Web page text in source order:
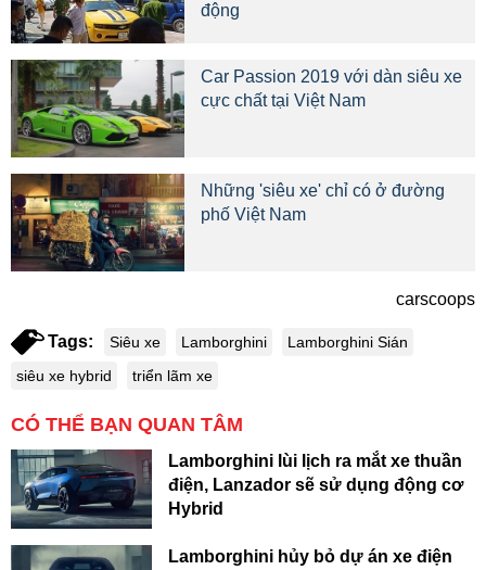
động
Car Passion 2019 với dàn siêu xe
cực chất tại Việt Nam
Những 'siêu xe' chỉ có ở đường
phố Việt Nam
carscoops
Tags: Siêu xe Lamborghini
Lamborghini Sián
siêu xe hybrid
triển lãm xe
CÓ THỂ BẠN QUAN TÂM
Lamborghini lùi lịch ra mắt xe thuần
điện, Lanzador sẽ sử dụng động cơ
Hybrid
Lamborghini hủy bỏ dự án xe điện